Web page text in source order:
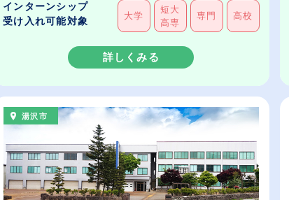
インターンシップ
受け入れ可能対象
大学
短大
高専
専門 高校
詳しくみる
湯沢市